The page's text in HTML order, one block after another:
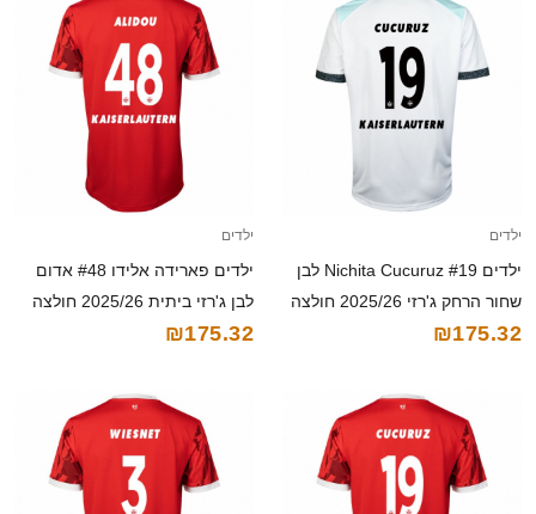
ילדים
ילדים Nichita Cucuruz #19 לבן
שחור הרחק ג'רזי 2025/26 חולצה
קצרה
₪175.32
ילדים
ילדים פארידה אלידו #48 אדום
לבן ג'רזי ביתית 2025/26 חולצה
קצרה
₪175.32